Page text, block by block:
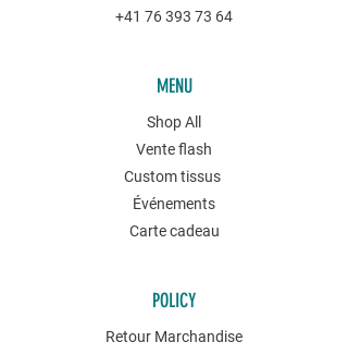
+41 76 393 73 64
MENU
Shop All
Vente flash
Custom tissus
Événements
Carte cadeau
POLICY
Retour Marchandise